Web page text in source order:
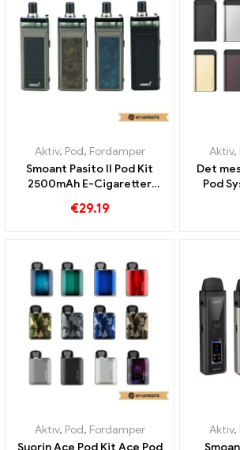
Aktiv, Pod, Fordamper
Smoant Pasito II Pod Kit
2500mAh E-Cigaretter
€29.19
Aktiv,
Det
Pod
Aktiv, Pod, Fordamper
Aktiv,